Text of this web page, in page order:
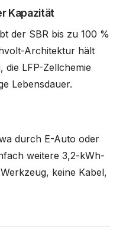
Kapazität
der SBR bis zu 100 %
Architektur hält
die LFP-Zellchemie
Lebensdauer.
durch E-Auto oder
weitere 3,2-kWh-
keine Kabel,